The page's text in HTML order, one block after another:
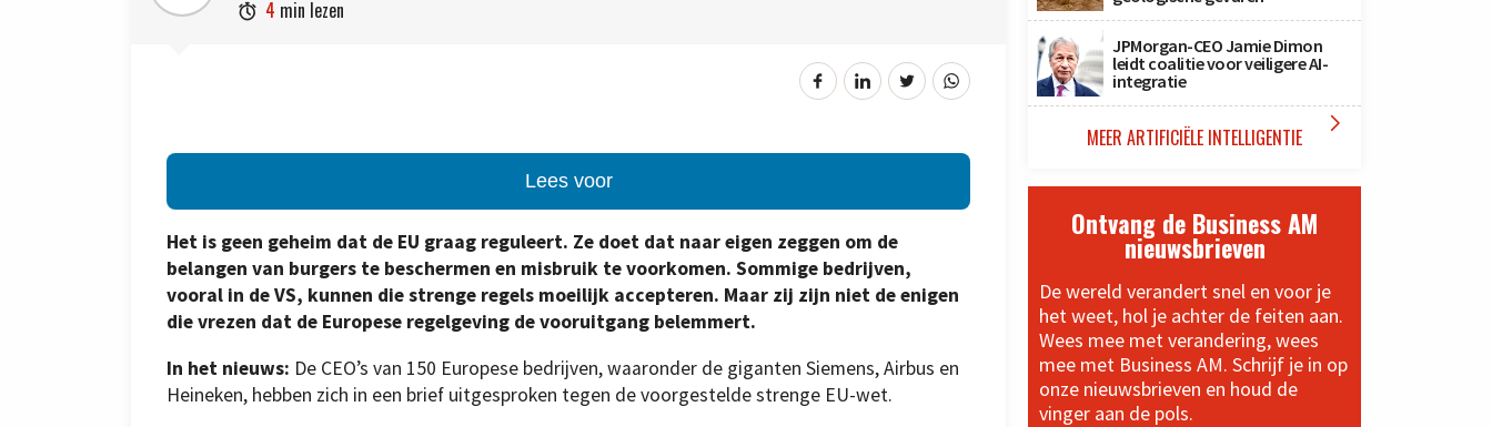
 4 min lezen
Lees voor
Het is geen geheim dat de EU graag reguleert. Ze doet dat naar eigen zeggen om de
belangen van burgers te beschermen en misbruik te voorkomen. Sommige bedrijven,
vooral in de VS, kunnen die strenge regels moeilijk accepteren. Maar zij zijn niet de enigen
die vrezen dat de Europese regelgeving de vooruitgang belemmert.
In het nieuws: De CEO’s van 150 Europese bedrijven, waaronder de giganten Siemens, Airbus en
Heineken, hebben zich in een brief uitgesproken tegen de voorgestelde strenge EU-wet.
JPMorgan-CEO Jamie Dimon
leidt coalitie voor veiligere AI-
integratie
MEER ARTIFICIËLE INTELLIGENTIE 
Ontvang de Business AM
nieuwsbrieven
De wereld verandert snel en voor je
het weet, hol je achter de feiten aan.
Wees mee met verandering, wees
mee met Business AM. Schrijf je in op
onze nieuwsbrieven en houd de
vinger aan de pols.